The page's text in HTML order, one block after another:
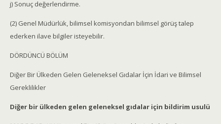
j) Sonuç değerlendirme.
(2) Genel Müdürlük, bilimsel komisyondan bilimsel görüş talep
ederken ilave bilgiler isteyebilir.
DÖRDÜNCÜ BÖLÜM
Diğer Bir Ülkeden Gelen Geleneksel Gıdalar İçin İdari ve Bilimsel
Gereklilikler
Diğer bir ülkeden gelen geleneksel gıdalar için bildirim usulü